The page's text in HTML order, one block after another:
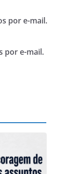
por e-mail.
por e-mail.